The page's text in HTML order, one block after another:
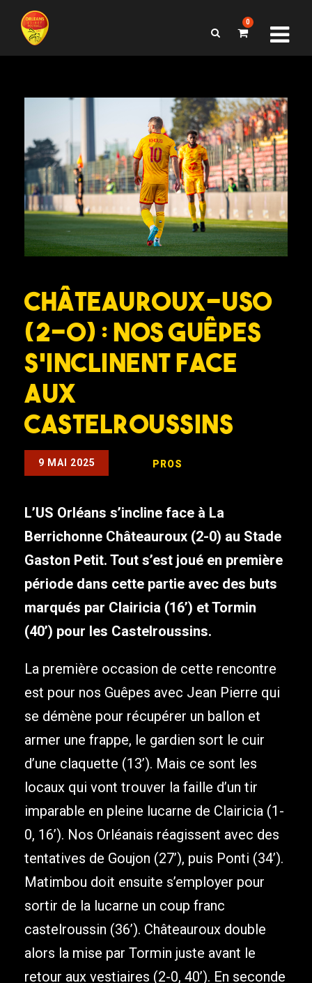
0
Châteauroux-USO
(2-0) : Nos Guêpes
s’inclinent face
aux
Castelroussins
9 MAI 2025 PROS
L’US Orléans s’incline face à La
Berrichonne Châteauroux (2-0) au Stade
Gaston Petit. Tout s’est joué en première
période dans cette partie avec des buts
marqués par Clairicia (16’) et Tormin
(40’) pour les Castelroussins.
La première occasion de cette rencontre
est pour nos Guêpes avec Jean Pierre qui
se démène pour récupérer un ballon et
armer une frappe, le gardien sort le cuir
d’une claquette (13’). Mais ce sont les
locaux qui vont trouver la faille d’un tir
imparable en pleine lucarne de Clairicia (1-
0, 16’). Nos Orléanais réagissent avec des
tentatives de Goujon (27’), puis Ponti (34’).
Matimbou doit ensuite s’employer pour
sortir de la lucarne un coup franc
castelroussin (36’). Châteauroux double
alors la mise par Tormin juste avant le
retour aux vestiaires (2-0, 40’). En seconde